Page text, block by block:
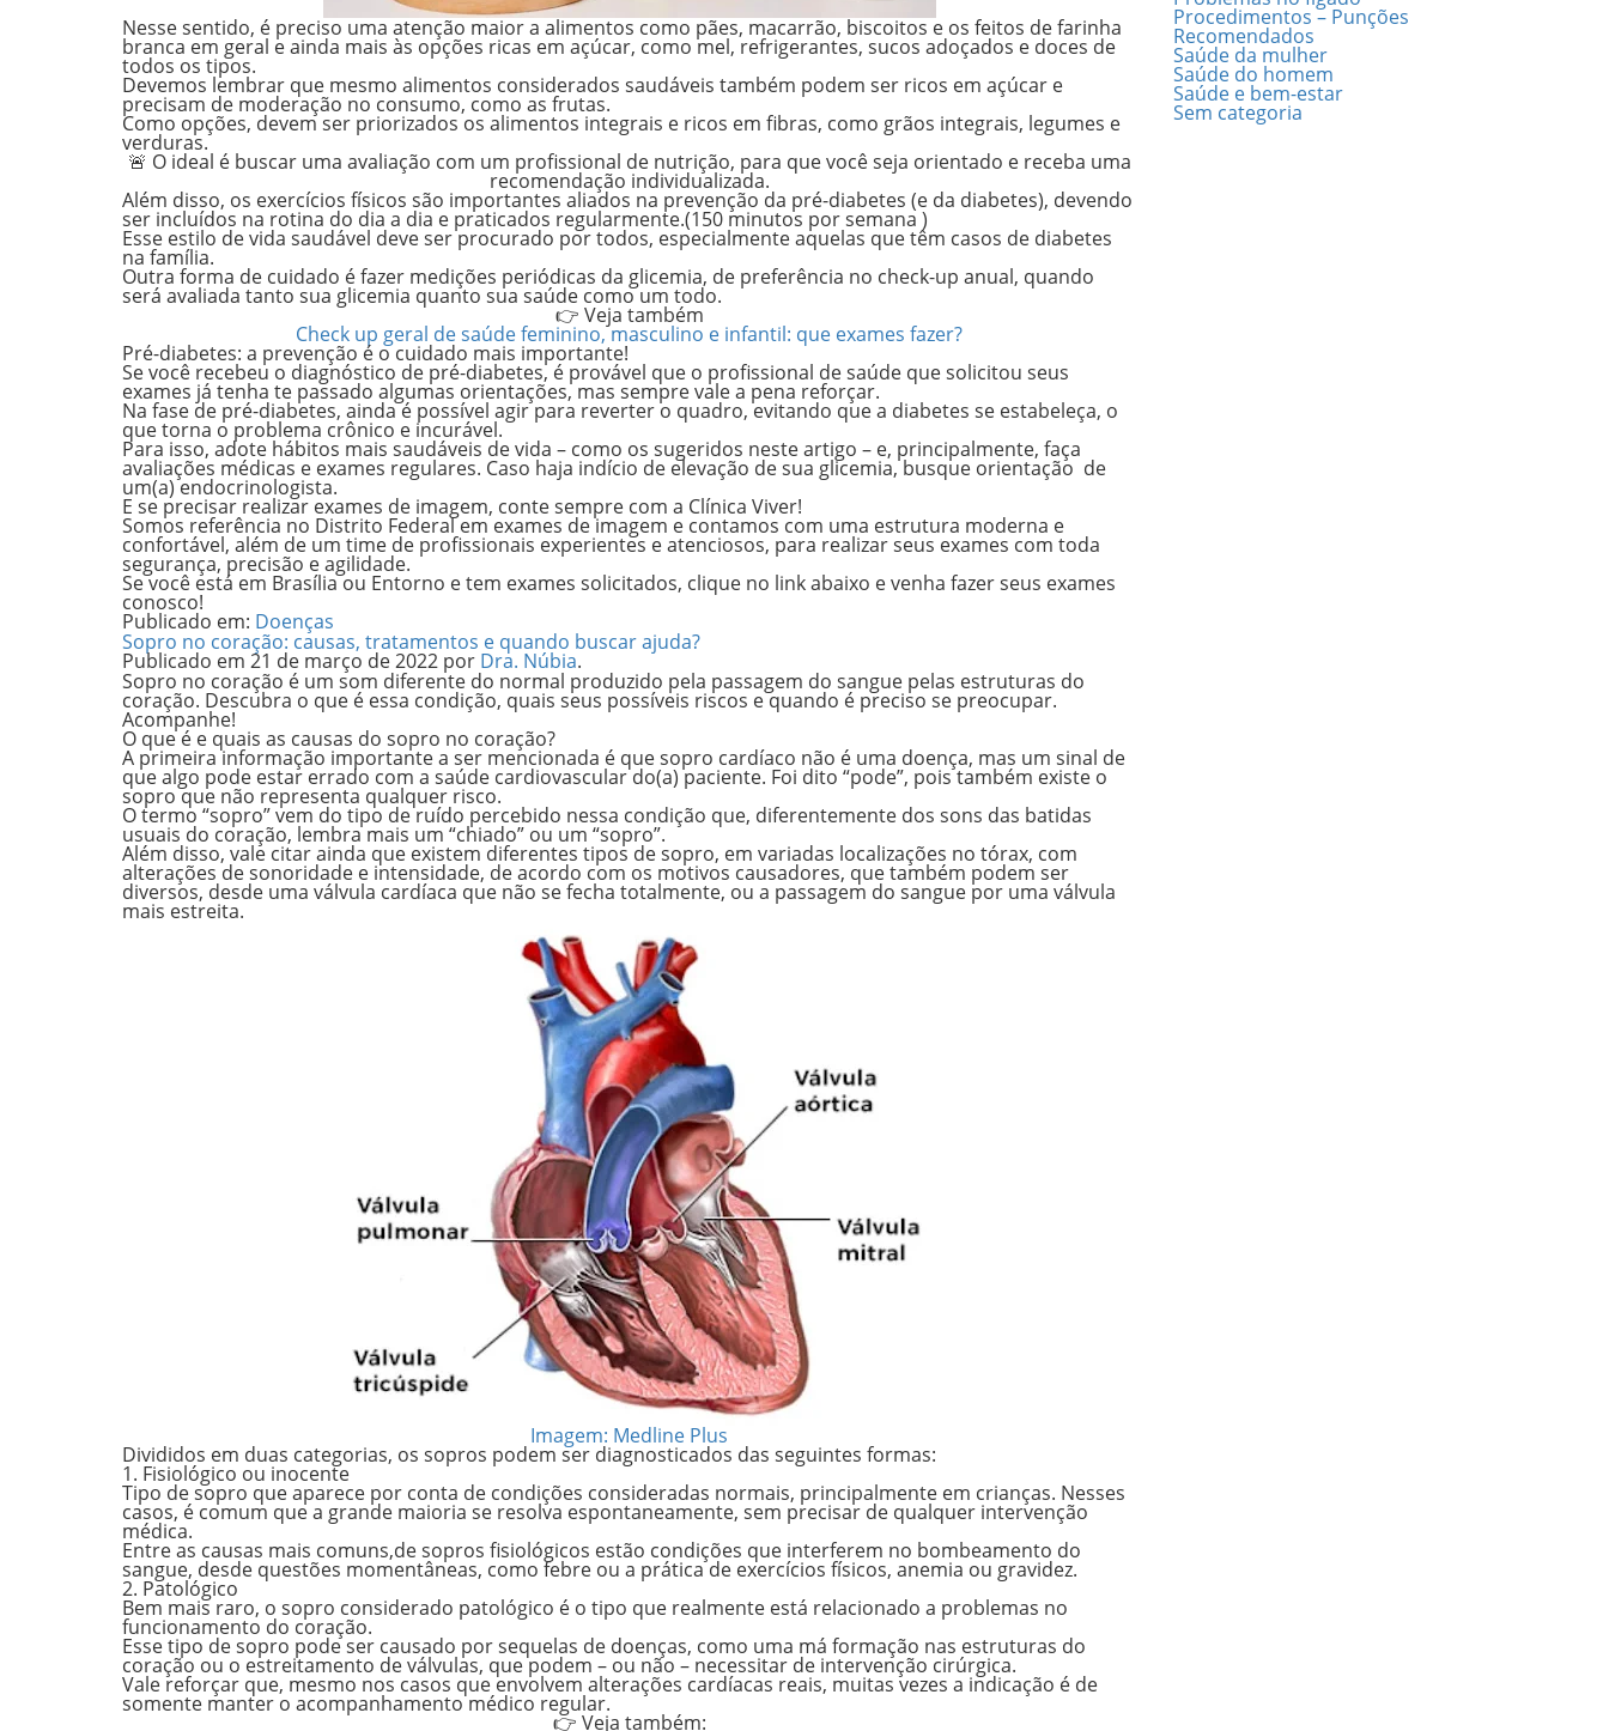
Nesse sentido, é preciso uma atenção maior a alimentos como pães, macarrão, biscoitos e os feitos defarinha
branca em geral e ainda mais às opções ricas em açúcar, como mel, refrigerantes, sucos adoçados e doces de
todos os tipos.
Devemos lembrar que mesmo alimentos considerados saudáveis também podem ser ricos em açúcar e
precisam de moderação no consumo, como as frutas.
Como opções, devem ser priorizados os alimentos integrais e ricos em fibras, como grãos integrais, legumes e
verduras.
🚨 O ideal é buscar uma avaliação com um profissional de nutrição, para que você seja orientado e receba uma
recomendação individualizada.
Além disso, os exercícios físicos são importantes aliados na prevenção da pré-diabetes (e da diabetes), devendo
ser incluídos na rotina do dia a dia e praticados regularmente.(150 minutos por semana )
Esse estilo de vida saudável deve ser procurado por todos, especialmente aquelas que têm casos de diabetes
na família.
Outra forma de cuidado é fazer medições periódicas da glicemia, de preferência no check-up anual, quando
será avaliada tanto sua glicemia quanto sua saúde como um todo.
👉 Veja também
Check up geral de saúde feminino, masculino e infantil: que exames fazer?
Pré-diabetes: a prevenção é o cuidado mais importante!
Se você recebeu o diagnóstico de pré-diabetes, é provável que o profissional de saúde que solicitou seus
exames já tenha te passado algumas orientações, mas sempre vale a pena reforçar.
Na fase de pré-diabetes, ainda é possível agir para reverter o quadro, evitando que a diabetes se estabeleça, o
que torna o problema crônico e incurável.
Para isso, adote hábitos mais saudáveis de vida – como os sugeridos neste artigo – e, principalmente, faça
avaliações médicas e exames regulares. Caso haja indício de elevação de sua glicemia, busque orientação de
um(a)endocrinologista.
E se precisar realizar exames de imagem, conte sempre com a Clínica Viver!
Somos referência no Distrito Federal em exames de imagem e contamos com uma estrutura moderna e
confortável, além de um time de profissionais experientes e atenciosos, para realizar seus exames com toda
segurança, precisão e agilidade.
Se você está em Brasília ou Entorno e tem exames solicitados, clique no link abaixo e venha fazer seus exames
conosco!
Publicado em: Doenças
Sopro no coração: causas, tratamentos e quando buscar ajuda?
Publicado em 21 de março de 2022 por Dra. Núbia.
Sopro no coração é um som diferente do normal produzido pela passagem do sangue pelas estruturas do
coração. Descubra o que é essa condição, quais seus possíveis riscos e quando é preciso se preocupar.
Acompanhe!
O que é e quais as causas do sopro no coração?
A primeira informação importante a ser mencionada é que sopro cardíaco não é uma doença, mas um sinal de
que algo pode estar errado com a saúde cardiovascular do(a) paciente. Foi dito “pode”, pois também existe o
sopro que não representa qualquer risco.
O termo “sopro”vem do tipo de ruído percebido nessa condição que, diferentemente dos sons das batidas
usuais do coração, lembra mais um “chiado” ou um “sopro”.
Além disso, vale citar ainda que existem diferentes tipos de sopro, em variadas localizações no tórax, com
alterações de sonoridade e intensidade, de acordo com os motivos causadores, que também podem ser
diversos, desde uma válvula cardíaca que não se fecha totalmente, ou a passagem do sangue por uma válvula
mais estreita.
Imagem: Medline Plus
Divididos em duas categorias, os sopros podem ser diagnosticados das seguintes formas:
1. Fisiológico ou inocente
Tipo de sopro que aparece por conta de condições consideradas normais, principalmente em crianças. Nesses
casos, é comum que a grande maioria se resolva espontaneamente, sem precisar de qualquer intervenção
médica.
Entre as causas mais comuns,de sopros fisiológicos estão condições que interferem no bombeamento do
sangue, desde questões momentâneas, como febre ou a prática de exercícios físicos, anemia ou gravidez.
2. Patológico
Bem mais raro, o sopro considerado patológico é o tipo que realmente está relacionado a problemas no
funcionamento do coração.
Esse tipo de sopro pode ser causado porsequelas de doenças, como uma má formação nas estruturas do
coração ou o estreitamento de válvulas, que podem – ou não – necessitar de intervenção cirúrgica.
Vale reforçar que, mesmo nos casos que envolvem alterações cardíacas reais, muitas vezes a indicação é de
somente manter o acompanhamento médico regular.
👉 Veja também:
Procedimentos – Punções
Recomendados
Saúde da mulher
Saúde do homem
Saúde e bem-estar
Sem categoria